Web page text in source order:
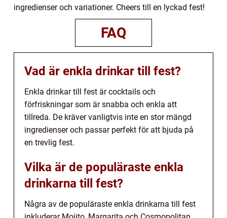
ingredienser och variationer. Cheers till en lyckad fest!
FAQ
Vad är enkla drinkar till fest?
Enkla drinkar till fest är cocktails och
förfriskningar som är snabba och enkla att
tillreda. De kräver vanligtvis inte en stor mängd
ingredienser och passar perfekt för att bjuda på
en trevlig fest.
Vilka är de populäraste enkla
drinkarna till fest?
Några av de populäraste enkla drinkarna till fest